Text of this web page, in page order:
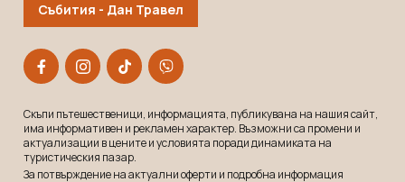
Събития - Дан Травел
Скъпи пътешественици, информацията, публикувана на нашия сайт,
има информативен и рекламeн характер. Възможни са промени и
актуализации в цените и условията поради динамиката на
туристическия пазар.
За потвърждение на актуални оферти и подробна информация